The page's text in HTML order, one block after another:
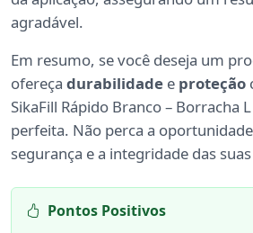
agradável.
Em resumo, se você deseja um
ofereça durabilidade e proteção
SikaFill Rápido Branco – Borracha
perfeita. Não perca a
segurança e a integridade das
Pontos Positivos